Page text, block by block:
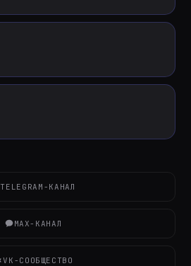
TELEGRAM-КАНАЛ
MAX-КАНАЛ
VK-СООБЩЕСТВО